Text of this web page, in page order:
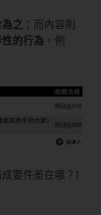
之 ；而內容則
的行為 ，例
要件差在哪？1